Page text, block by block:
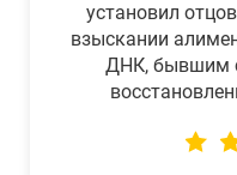
установил
взыскании
ДНК, бывшим